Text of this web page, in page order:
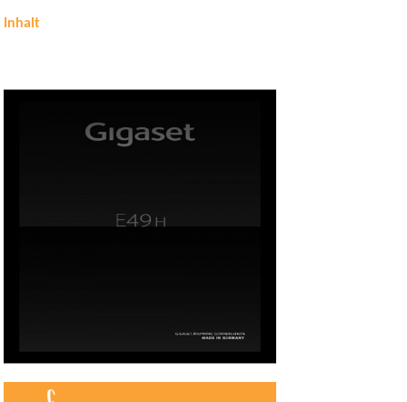
Inhalt